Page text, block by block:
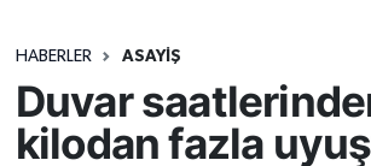
HABERLER ASAYIŞ
Duvar
kilodan fazla
Ekonomi
Gündem
Haber Arşivi